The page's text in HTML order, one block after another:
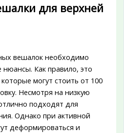
для верхней
вешалок необходимо
Как правило, это
могут стоить от 100
Несмотря на низкую
подходят для
Однако при активной
деформироваться и